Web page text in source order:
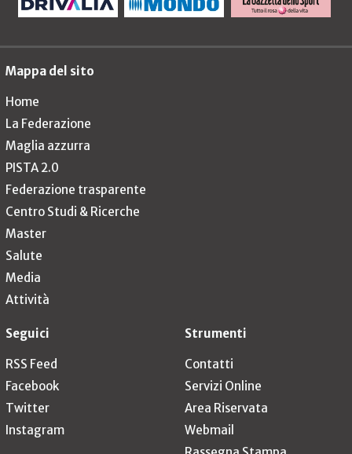
Mappa del sito
Home
La Federazione
Maglia azzurra
PISTA 2.0
Federazione trasparente
Centro Studi & Ricerche
Master
Salute
Media
Attività
Seguici
RSS Feed
Facebook
Twitter
Instagram
Strumenti
Contatti
Servizi Online
Area Riservata
Webmail